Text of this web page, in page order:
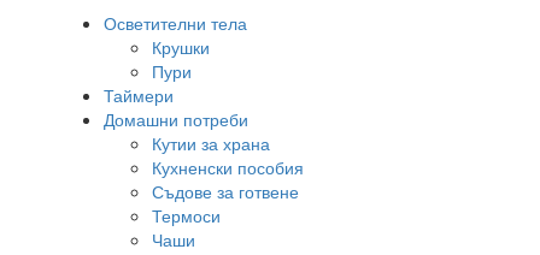
Осветителни тела
Крушки
Пури
Таймери
Домашни потреби
Кутии за храна
Кухненски пособия
Съдове за готвене
Термоси
Чаши